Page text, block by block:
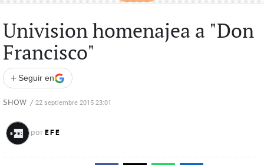
Univision homenajea a "Don
Francisco"
+ Seguir en
SHOW / 22 septiembre 2015 23:01
por EFE